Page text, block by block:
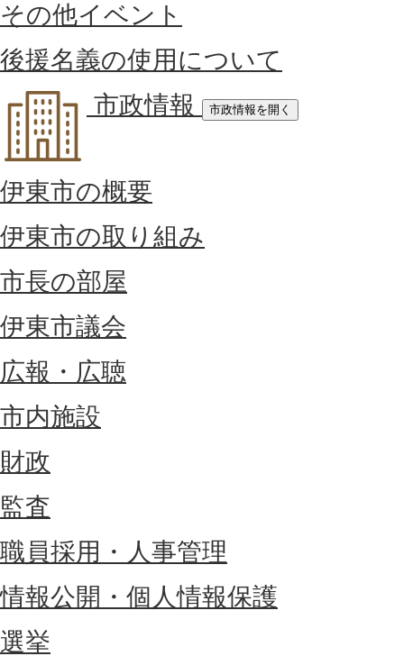
その他イベント
後援名義の使用について
市政情報
市政情報を開く
伊東市の概要
伊東市の取り組み
市長の部屋
伊東市議会
広報・広聴
市内施設
財政
監査
職員採用・人事管理
情報公開・個人情報保護
選挙